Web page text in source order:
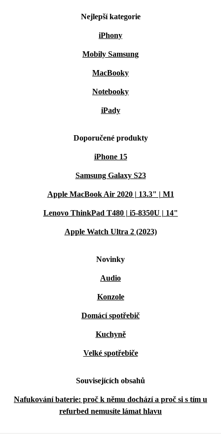
Nejlepší kategorie
iPhony
Mobily Samsung
MacBooky
Notebooky
iPady
Doporučené produkty
iPhone 15
Samsung Galaxy S23
Apple MacBook Air 2020 | 13.3" | M1
Lenovo ThinkPad T480 | i5-8350U | 14"
Apple Watch Ultra 2 (2023)
Novinky
Audio
Konzole
Domácí spotřebič
Kuchyně
Velké spotřebiče
Souvisejících obsahů
Nafukování baterie: proč k němu dochází a proč si s tím u
refurbed nemusíte lámat hlavu